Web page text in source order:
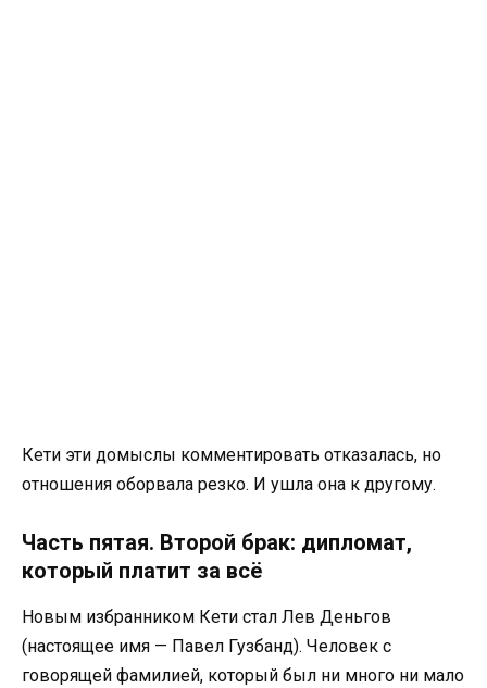
Кети эти домыслы комментировать отказалась, но
отношения оборвала резко. И ушла она к другому.
Часть пятая. Второй брак: дипломат,
который платит за всё
Новым избранником Кети стал Лев Деньгов
(настоящее имя — Павел Гузбанд). Человек с
говорящей фамилией, который был ни много ни мало